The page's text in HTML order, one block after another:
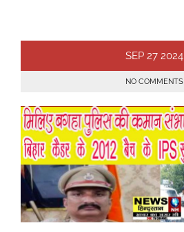
SEP 27 2024
NO COMMENTS